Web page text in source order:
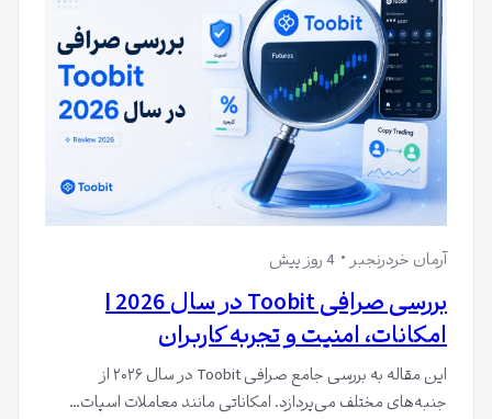
آرمان خردرنجبر 4 روز پیش
بررسی صرافی Toobit در سال 2026 |
امکانات، امنیت و تجربه کاربران
این مقاله به بررسی جامع صرافی Toobit در سال ۲۰۲۶ از
جنبه‌های مختلف می‌پردازد. امکاناتی مانند معاملات اسپات…